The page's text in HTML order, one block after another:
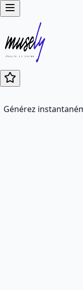
Générez